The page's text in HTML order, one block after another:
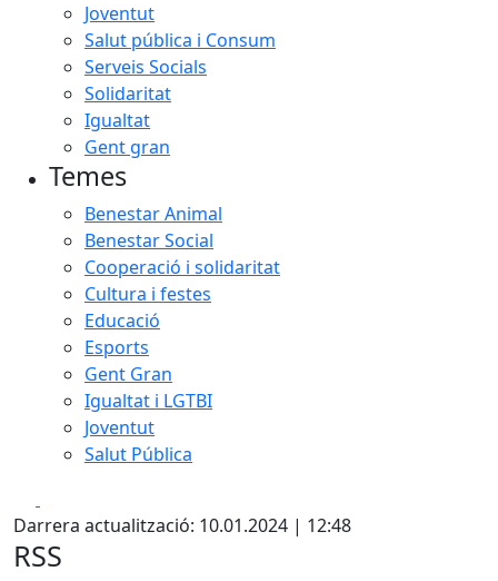
Joventut
Salut pública i Consum
Serveis Socials
Solidaritat
Igualtat
Gent gran
Temes
Benestar Animal
Benestar Social
Cooperació i solidaritat
Cultura i festes
Educació
Esports
Gent Gran
Igualtat i LGTBI
Joventut
Salut Pública
Darrera actualització: 10.01.2024 | 12:48
RSS